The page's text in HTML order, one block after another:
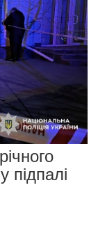
підпалі